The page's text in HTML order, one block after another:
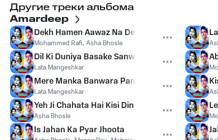
Другие треки альбома
Amardeep
Dekh Hamen Aawaz Na Dena
Mohammed Rafi, Asha Bhosle
Dil Ki Duniya Basake Sanwariya
Lata Mangeshkar
Mere Manka Banwara Panchhi
Lata Mangeshkar
Yeh Ji Chahata Hai Kisi Din
Asha Bhosle
Is Jahan Ka Pyar Jhoota